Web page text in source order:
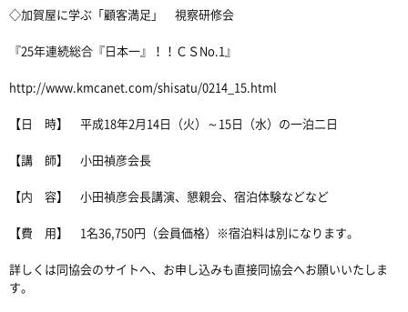
◇加賀屋に学ぶ「顧客満足」 視察研修会
『25年連続総合『日本一』！！ＣＳNo.1』
http://www.kmcanet.com/shisatu/0214_15.html
【日 時】 平成18年2月14日（火）～15日（水）の一泊二日
【講 師】 小田禎彦会長
【内 容】 小田禎彦会長講演、懇親会、宿泊体験などなど
【費 用】 1名36,750円（会員価格）※宿泊料は別になります。
詳しくは同協会のサイトへ、お申し込みも直接同協会へお願いいたしま
す。